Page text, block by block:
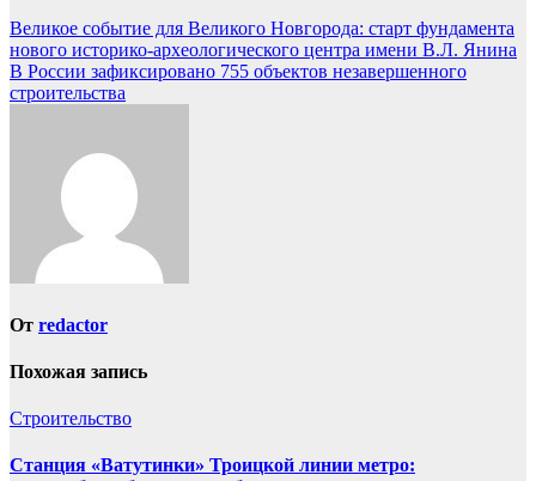
Навигация
по
записям
Великое событие для Великого Новгорода: старт фундамента
нового историко-археологического центра имени В.Л. Янина
В России зафиксировано 755 объектов незавершенного
строительства
От redactor
Похожая запись
Строительство
Станция «Ватутинки» Троицкой линии метро: